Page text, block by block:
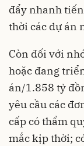
đẩy nhanh
thời các dự án
Còn đối với
hoặc đang
án/1.858 tỷ
yêu cầu các
cấp có thẩm
mắc kịp thời;